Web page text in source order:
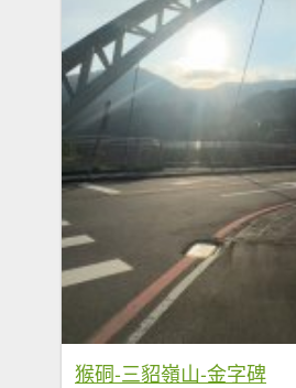
猴硐-三貂嶺山-金字碑